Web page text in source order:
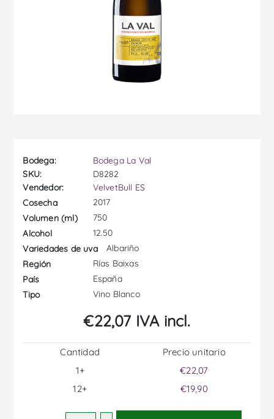
Bodega:
Bodega La Val
SKU:
D8282
Vendedor:
VelvetBull ES
Cosecha
2017
Volumen (ml)
750
Alcohol
12.50
Variedades de uva
Albariño
Región
Rías Baixas
País
España
Tipo
Vino Blanco
€22,07 IVA incl.
Cantidad
1+
12+
Precio unitario
€22,07
€19,90